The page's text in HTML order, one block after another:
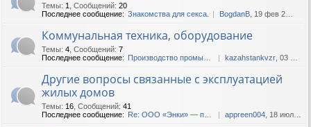
Темы: 1 Сообщений: 20
Последнее сообщение: Знакомства для секса. BogdanB , 19 фев 2025, 04:38
Коммунальная техника, оборудование
Темы: 4 Сообщений: 7
Последнее сообщение: Производство промышленных к... kazahstankvzr , 03 фев 2022, 13:52
Другие вопросы связанные с эксплуатацией
жилых домов
Темы: 16 Сообщений: 41
Последнее сообщение: Re: ООО «Энки» — продажа ст... appreen004 , 18 июл 2022, 09:11